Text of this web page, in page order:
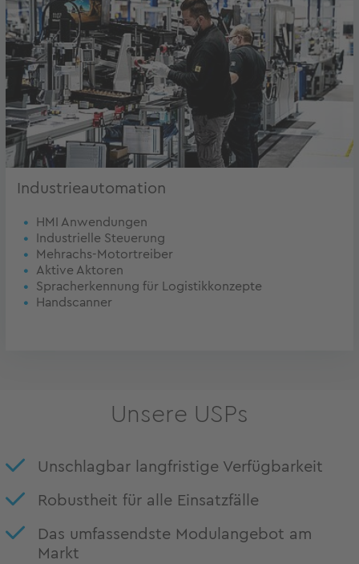
Industrieautomation
HMI Anwendungen
Industrielle Steuerung
Mehrachs-Motortreiber
Aktive Aktoren
Spracherkennung für Logistikkonzepte
Handscanner
Unsere USPs
Unschlagbar langfristige Verfügbarkeit
Robustheit für alle Einsatzfälle
Das umfassendste Modulangebot am
Markt